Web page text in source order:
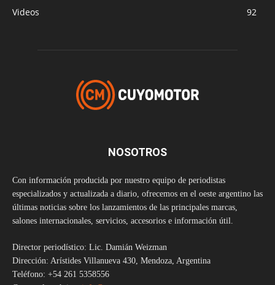
Videos
92
NOSOTROS
Con información producida por nuestro equipo de periodistas
especializados y actualizada a diario, ofrecemos en el oeste argentino las
últimas noticias sobre los lanzamientos de las principales marcas,
salones internacionales, servicios, accesorios e información útil.
Director periodístico: Lic. Damián Weizman
Dirección: Arístides Villanueva 430, Mendoza, Argentina
Teléfono: +54 261 5358556